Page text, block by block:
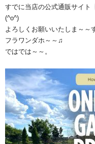
すでに当店の公式通販サイト
(^o^)
よろしくお願いいたしま～～
フラワンダホ～～♫
ではでは～～。